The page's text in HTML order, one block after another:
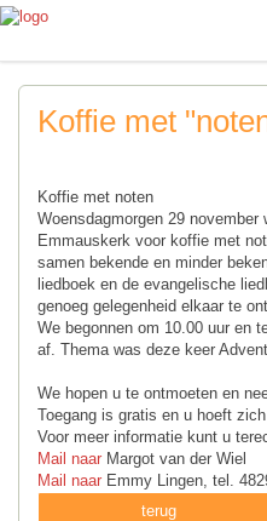
Koffie met
Koffie met noten
Woensdagmorgen 29
Emmauskerk voor koffie met
samen bekende en minder
liedboek en de evangelische
genoeg gelegenheid elkaar te
We begonnen om 10.00 uur en
af. Thema was deze keer
We hopen u te ontmoeten en
Toegang is gratis en u hoeft
Voor meer informatie kunt u
Mail naar Margot van der Wiel
Mail naar Emmy Lingen, tel.
terug